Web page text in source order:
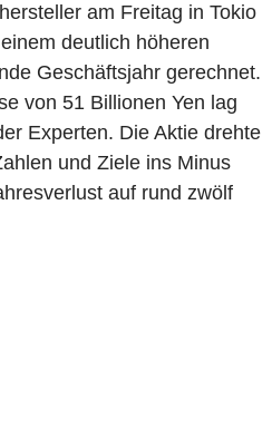
am Freitag in Tokio
deutlich höheren
Geschäftsjahr gerechnet.
von 51 Billionen Yen lag
Experten. Die Aktie drehte
und Ziele ins Minus
auf rund zwölf